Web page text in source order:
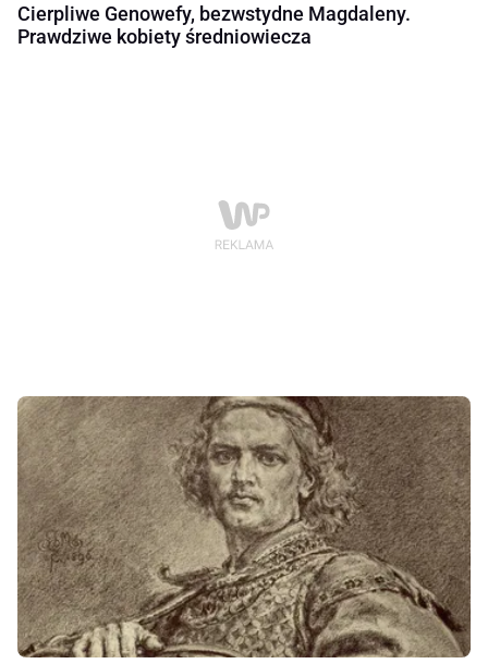
Cierpliwe Genowefy, bezwstydne Magdaleny.
Prawdziwe kobiety średniowiecza